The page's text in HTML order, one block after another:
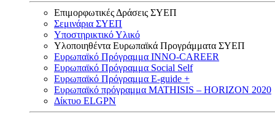
Επιμορφωτικές Δράσεις ΣΥΕΠ
Σεμινάρια ΣΥΕΠ
Υποστηρικτικό Υλικό
Υλοποιηθέντα Ευρωπαϊκά Προγράμματα ΣΥΕΠ
Ευρωπαϊκό Πρόγραμμα INNO-CAREER
Ευρωπαϊκό Πρόγραμμα Social Self
Ευρωπαϊκό Πρόγραμμα E-guide +
Ευρωπαϊκό πρόγραμμα MATHISIS – HORIZON 2020
Δίκτυο ELGPN